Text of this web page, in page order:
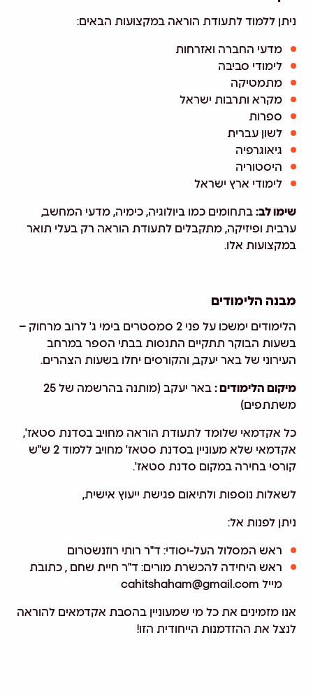
ניתן ללמוד לתעודת הוראה במקצועות הבאים:
מדעי החברה ואזרחות
לימודי סביבה
מתמטיקה
מקרא ותרבות ישראל
ספרות
לשון עברית
גיאוגרפיה
היסטוריה
לימודי ארץ ישראל
שימו לב: בתחומים כמו ביולוגיה, כימיה, מדעי המחשב,
ערבית ופיזיקה, מתקבלים לתעודת הוראה רק בעלי תואר
במקצועות אלו.
מבנה הלימודים
הלימודים ימשכו על פני 2 סמסטרים בימי ג' לרוב מרחוק –
בשעות הבוקר תתקיים התנסות בבתי הספר במרחב
העירוני של באר יעקב, והקורסים יחלו בשעות הצהרים.
מיקום הלימודים :
באר יעקב (מותנה בהרשמה של 25
משתתפים)
כל אקדמאי שלומד לתעודת הוראה מחויב בסדנת סטאז',
אקדמאי שלא מעוניין בסדנת סטאז' מחויב ללמוד 2 ש"ש
קורסי בחירה במקום סדנת סטאז'.
לשאלות נוספות ולתיאום פגישת ייעוץ אישית,
ניתן לפנות אל:
ראש המסלול העל-יסודי: ד"ר רותי רוזנשטרום
ראש היחידה להכשרת מורים: ד"ר חיית שחם , כתובת
מייל cahitshaham@gmail.com
אנו מזמינים את כל מי שמעוניין בהסבת אקדמאים להוראה
לנצל את ההזדמנות הייחודית הזו!